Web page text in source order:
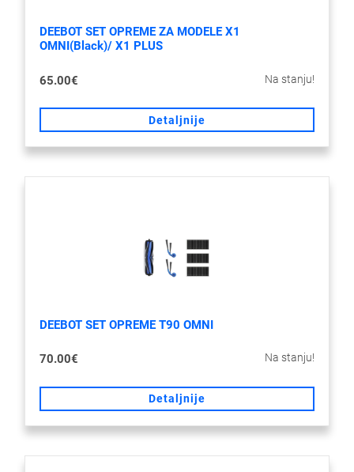
DEEBOT SET OPREME ZA MODELE X1
OMNI(Black)/ X1 PLUS
65.00€ Na stanju!
Detaljnije
DEEBOT SET OPREME T90 OMNI
70.00€ Na stanju!
Detaljnije